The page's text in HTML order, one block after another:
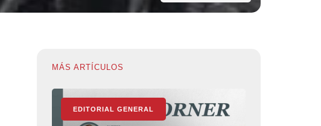
MÁS ARTÍCULOS
EDITORIAL GENERAL